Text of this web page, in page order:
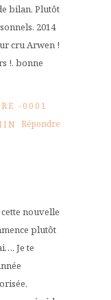
bilan. Plutôt
2014
cru Arwen !
!. bonne
-0001
Répondre
nouvelle
plutôt
Je te